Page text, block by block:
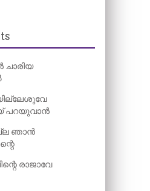
പറയുവാൻ
ഞാൻ
രാജാവേ